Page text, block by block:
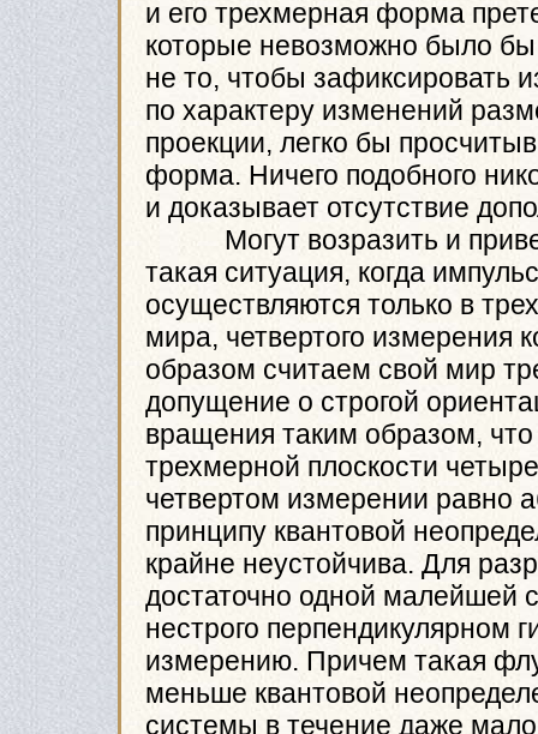
и его трехмерная форма
которые невозможно было
не то, чтобы зафиксировать
по характеру изменений
проекции, легко бы
форма. Ничего подобного
и доказывает отсутствие
Могут возразить и
такая ситуация, когда
осуществляются только в
мира, четвертого измерения
образом считаем свой мир
допущение о строгой
вращения таким образом,
трехмерной плоскости
четвертом измерении равно
принципу квантовой
крайне неустойчива. Для
достаточно одной малейшей
нестрого перпендикулярном
измерению. Причем такая
меньше квантовой
системы в течение даже